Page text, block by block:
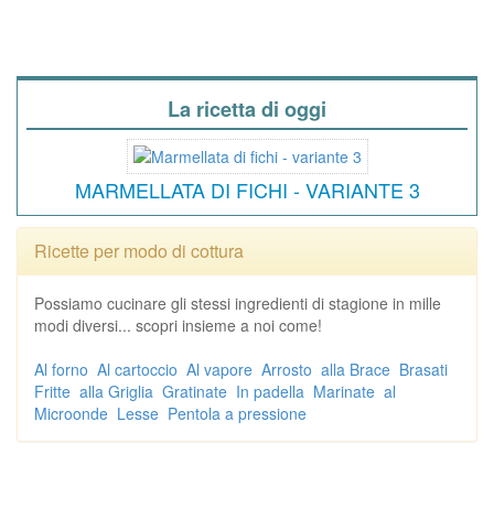
La ricetta di oggi
MARMELLATA DI FICHI - VARIANTE 3
Ricette per modo di cottura
Possiamo cucinare gli stessi ingredienti di stagione in mille
modi diversi... scopri insieme a noi come!
Al forno Al cartoccio Al vapore Arrosto alla Brace Brasati
Fritte alla Griglia Gratinate In padella Marinate al
Microonde Lesse Pentola a pressione